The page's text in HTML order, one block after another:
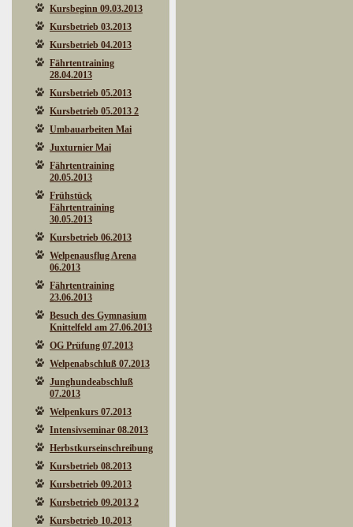
Kursbeginn 09.03.2013
Kursbetrieb 03.2013
Kursbetrieb 04.2013
Fährtentraining
28.04.2013
Kursbetrieb 05.2013
Kursbetrieb 05.2013 2
Umbauarbeiten Mai
Juxturnier Mai
Fährtentraining
20.05.2013
Frühstück
Fährtentraining
30.05.2013
Kursbetrieb 06.2013
Welpenausflug Arena
06.2013
Fährtentraining
23.06.2013
Besuch des Gymnasium
Knittelfeld am 27.06.2013
OG Prüfung 07.2013
Welpenabschluß 07.2013
Junghundeabschluß
07.2013
Welpenkurs 07.2013
Intensivseminar 08.2013
Herbstkurseinschreibung
Kursbetrieb 08.2013
Kursbetrieb 09.2013
Kursbetrieb 09.2013 2
Kursbetrieb 10.2013